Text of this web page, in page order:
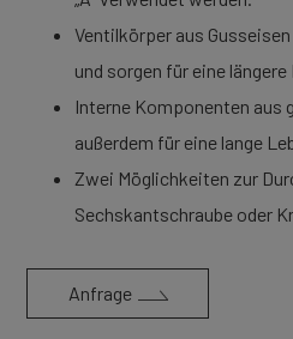
Ventilkörper aus
und sorgen für eine längere
Interne Komponenten aus
außerdem für eine lange
Zwei Möglichkeiten zur
Sechskantschraube oder
Anfrage